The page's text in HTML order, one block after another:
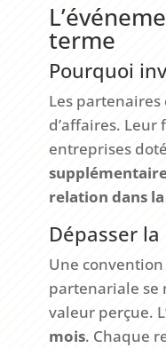
terme
Pourquoi
Les
d’affaires.
entreprises
relation dans
Dépasser
Une
partenariale se
valeur perçue.
mois. Chaque